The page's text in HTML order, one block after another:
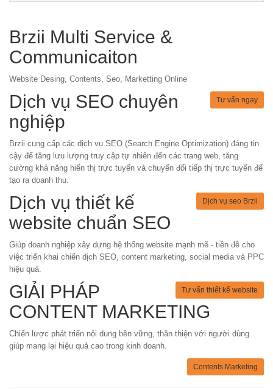
Brzii Multi Service &
Communicaiton
Website Desing, Contents, Seo, Marketting Online
Tư vấn ngay
Dịch vụ SEO chuyên
nghiệp
Brzii cung cấp các dịch vụ SEO (Search Engine Optimization) đáng tin
cậy để tăng lưu lượng truy cập tự nhiên đến các trang web, tăng
cường khả năng hiển thị trực tuyến và chuyển đổi tiếp thị trực tuyến để
tạo ra doanh thu.
Dịch vụ seo Brzii
Dịch vụ thiết kế
website chuẩn SEO
Giúp doanh nghiệp xây dựng hệ thống website mạnh mẽ - tiền đề cho
việc triển khai chiến dịch SEO, content marketing, social media và PPC
hiệu quả.
Tư vấn thiết kế website
GIẢI PHÁP
CONTENT MARKETING
Chiến lược phát triển nội dung bền vững, thân thiện với người dùng
giúp mang lại hiệu quả cao trong kinh doanh.
Contents Marketing